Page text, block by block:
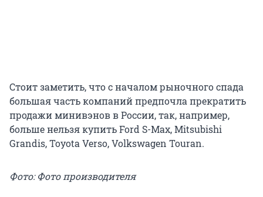
Стоит заметить, что с началом рыночного спада
большая часть компаний предпочла прекратить
продажи минивэнов в России, так, например,
больше нельзя купить Ford S-Max, Mitsubishi
Grandis, Toyota Verso, Volkswagen Touran.
Фото: Фото производителя